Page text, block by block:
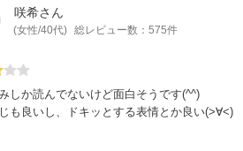
咲希さん
(女性/40代) 総レビュー数：575件
しか読んでないけど面白そうです(^^)
も良いし、ドキッとする表情とか良い(>∀<)